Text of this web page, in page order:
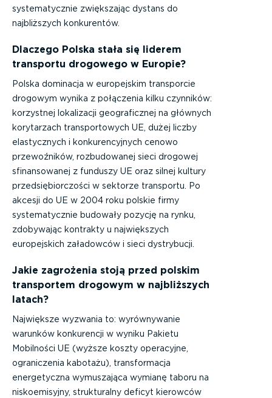
systematycznie zwiększając dystans do
najbliższych konkurentów.
Dlaczego Polska stała się liderem
transportu drogowego w Europie?
Polska dominacja w europejskim transporcie
drogowym wynika z połączenia kilku czynników:
korzystnej lokalizacji geograficznej na głównych
korytarzach transportowych UE, dużej liczby
elastycznych i konkurencyjnych cenowo
przewoźników, rozbudowanej sieci drogowej
sfinansowanej z funduszy UE oraz silnej kultury
przedsiębiorczości w sektorze transportu. Po
akcesji do UE w 2004 roku polskie firmy
systematycznie budowały pozycję na rynku,
zdobywając kontrakty u największych
europejskich załadowców i sieci dystrybucji.
Jakie zagrożenia stoją przed polskim
transportem drogowym w najbliższych
latach?
Największe wyzwania to: wyrównywanie
warunków konkurencji w wyniku Pakietu
Mobilności UE (wyższe koszty operacyjne,
ograniczenia kabotażu), transformacja
energetyczna wymuszająca wymianę taboru na
niskoemisyjny, strukturalny deficyt kierowców